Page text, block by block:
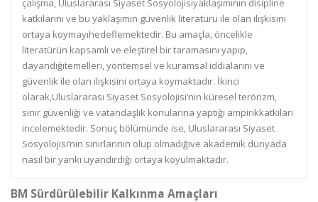
çalışma, Uluslararası Siyaset Sosyolojisiyaklaşımının disipline
katkılarını ve bu yaklaşımın güvenlik literatürü ile olan ilişkisini
ortaya koymayıhedeflemektedir. Bu amaçla, öncelikle
literatürün kapsamlı ve eleştirel bir taramasını yapıp,
dayandığıtemelleri, yöntemsel ve kuramsal iddialarını ve
güvenlik ile olan ilişkisini ortaya koymaktadır. İkinci
olarak,Uluslararası Siyaset Sosyolojisi’nin küresel terörizm,
sınır güvenliği ve vatandaşlık konularına yaptığı ampirikkatkıları
incelemektedir. Sonuç bölümünde ise, Uluslararası Siyaset
Sosyolojisi’nin sınırlarının olup olmadığıve akademik dünyada
nasıl bir yankı uyandırdığı ortaya koyulmaktadır.
BM Sürdürülebilir Kalkınma Amaçları